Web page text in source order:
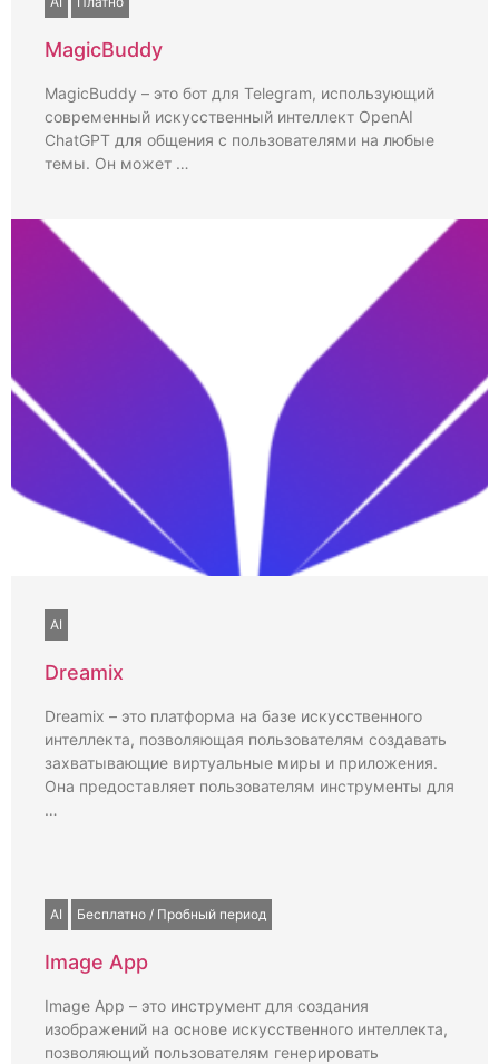
MagicBuddy
MagicBuddy – это бот для Telegram, использующий
современный искусственный интеллект OpenAI
ChatGPT для общения с пользователями на любые
темы. Он может …
AI
Dreamix
Dreamix – это платформа на базе искусственного
интеллекта, позволяющая пользователям создавать
захватывающие виртуальные миры и приложения.
Она предоставляет пользователям инструменты для
…
AI Бесплатно / Пробный период
Image App
Image App – это инструмент для создания
изображений на основе искусственного интеллекта,
позволяющий пользователям генерировать